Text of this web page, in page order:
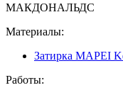
МАКДОНАЛЬДС
Материалы:
Затирка MAPEI
Работы: